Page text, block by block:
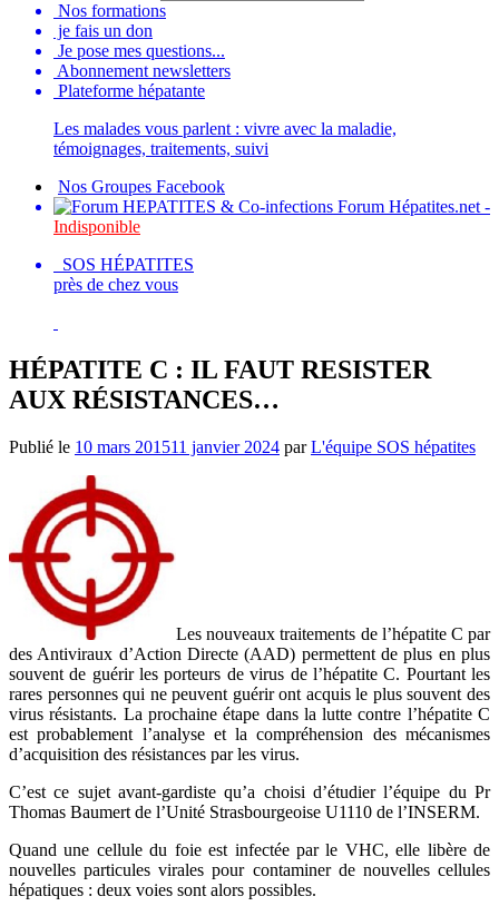
Nos formations
je fais un don
Je pose mes questions...
Abonnement newsletters
Plateforme hépatante
Les malades vous parlent : vivre avec la maladie,
témoignages, traitements, suivi
Nos Groupes Facebook
Forum Hépatites.net -
Indisponible
SOS HÉPATITES
près de chez vous
HÉPATITE C : IL FAUT RESISTER
AUX RÉSISTANCES…
Publié le 10 mars 201511 janvier 2024 parL'équipe SOS hépatites
Les nouveaux traitements de l’hépatite C par
des Antiviraux d’Action Directe (AAD) permettent de plus en plus
souvent de guérir les porteurs de virus de l’hépatite C. Pourtant les
rares personnes qui ne peuvent guérir ont acquis le plus souvent des
virus résistants. La prochaine étape dans la lutte contre l’hépatite C
est probablement l’analyse et la compréhension des mécanismes
d’acquisition des résistances par les virus.
C’est ce sujet avant-gardiste qu’a choisi d’étudier l’équipe du Pr
Thomas Baumert de l’Unité Strasbourgeoise U1110 de l’INSERM.
Quand une cellule du foie est infectée par le VHC, elle libère de
nouvelles particules virales pour contaminer de nouvelles cellules
hépatiques : deux voies sont alors possibles.